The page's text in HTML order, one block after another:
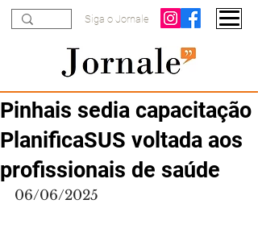
Siga o Jornale
Pinhais sedia capacitação
PlanificaSUS voltada aos
profissionais de saúde
06/06/2025